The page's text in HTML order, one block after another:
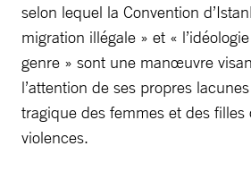
selon lequel la Convention
migration illégale » et «
genre » sont une manœuvre
l’attention de ses propres
tragique des femmes et des
violences.